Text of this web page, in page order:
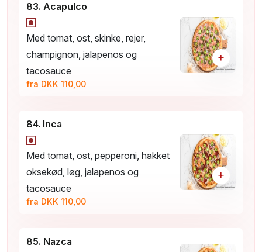
83. Acapulco
Med tomat, ost, skinke, rejer,
champignon, jalapenos og
tacosauce
fra DKK 110,00
+
84. Inca
Med tomat, ost, pepperoni, hakket
oksekød, løg, jalapenos og
tacosauce
fra DKK 110,00
+
85. Nazca